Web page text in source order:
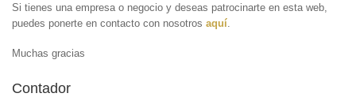
Si tienes una empresa o negocio y deseas patrocinarte en esta web,
puedes ponerte en contacto con nosotros aquí
Muchas gracias
Contador